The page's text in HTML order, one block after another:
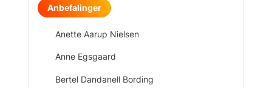
Anbefalinger
Anette Aarup Nielsen
Anne Egsgaard
Bertel Dandanell Bording